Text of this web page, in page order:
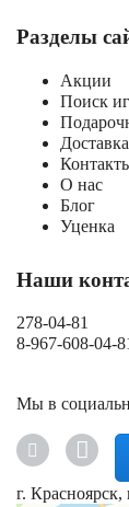
Разделы
Акции
Поиск
О нас
Блог
Уценка
Наши
278-04-81
8-967-608-04-
Мы в
г. Красноярск,